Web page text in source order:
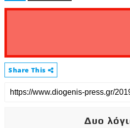
Share This
Δυο